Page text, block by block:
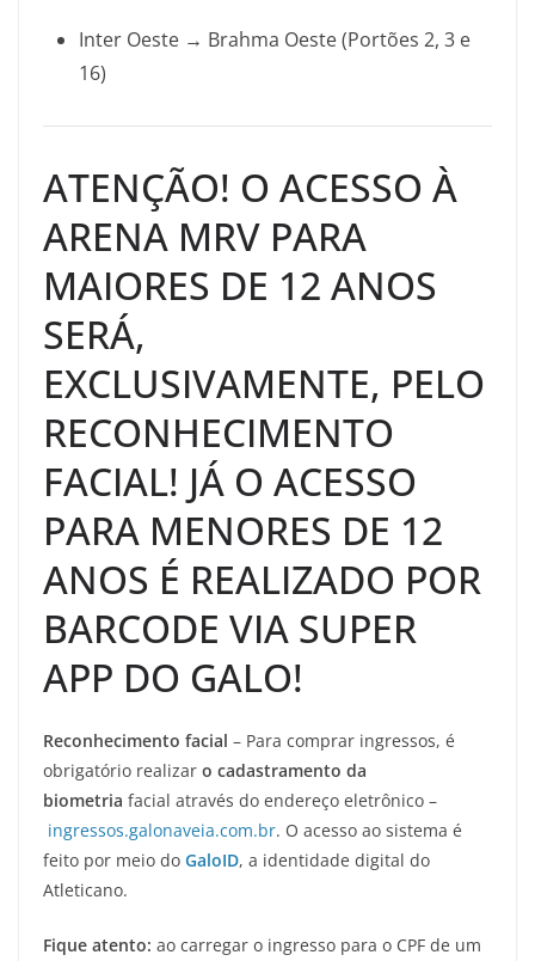
Inter Oeste → Brahma Oeste (Portões 2, 3 e
16)
ATENÇÃO! O ACESSO À
ARENA MRV PARA
MAIORES DE 12 ANOS
SERÁ,
EXCLUSIVAMENTE, PELO
RECONHECIMENTO
FACIAL! JÁ O ACESSO
PARA MENORES DE 12
ANOS É REALIZADO POR
BARCODE VIA SUPER
APP DO GALO!
Reconhecimento facial – Para comprar ingressos, é
obrigatório realizar o cadastramento da
biometria facial através do endereço eletrônico –
ingressos.galonaveia.com.br. O acesso ao sistema é
feito por meio do GaloID, a identidade digital do
Atleticano.
Fique atento: ao carregar o ingresso para o CPF de um